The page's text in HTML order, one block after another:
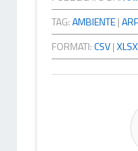
TAG:AMBIENTE|
FORMATI:CSV|XLSX